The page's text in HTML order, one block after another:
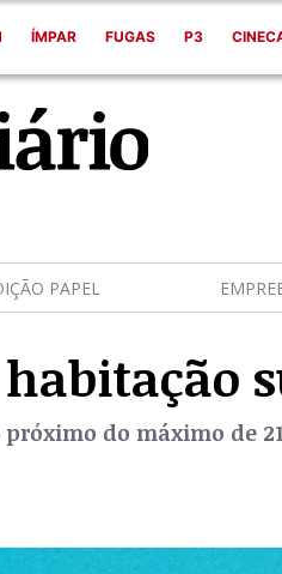
ÍMPAR FUGAS P3
PAPEL
habitação
do máximo de